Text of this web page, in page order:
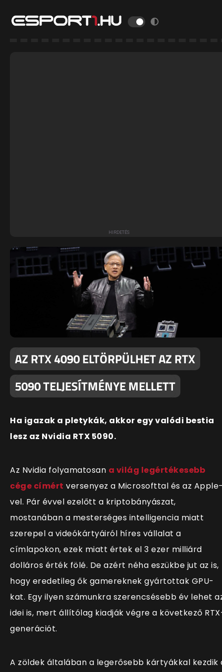
AZ RTX 4090 ELTÖRPÜLHET AZ RTX
5090 TELJESÍTMÉNYE MELLETT
Ha igazak a pletykák, akkor egy valódi bestia
lesz az Nvidia RTX 5090.
Az Nvidia folyamatosan a világ legértékesebb
cége címért versenyez a Microsofttal és az
vel. Pár évvel ezelőtt a kriptobányászat,
mostanában a mesterséges intelligencia miatt
szerepel a videókártyáiról híres vállalat a
címlapokon, ezek miatt értek el 3 ezer milliárd
dolláros érték fölé. De azért néha eszükbe jut az is,
hogy eredetileg ők gamereknek gyártottak GPU-
kat. Egy ilyen számunkra szerencsésebb év lehet
idei is, mert állítólag kiadják végre a következő
generációt.
A zöldek általában a legerősebb kártyákkal kezdik